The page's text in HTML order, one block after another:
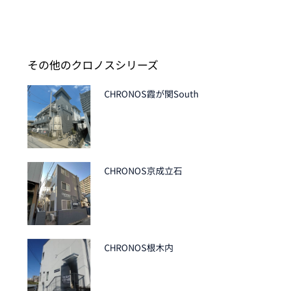
その他のクロノスシリーズ
CHRONOS霞が関South
CHRONOS京成立石
CHRONOS根木内